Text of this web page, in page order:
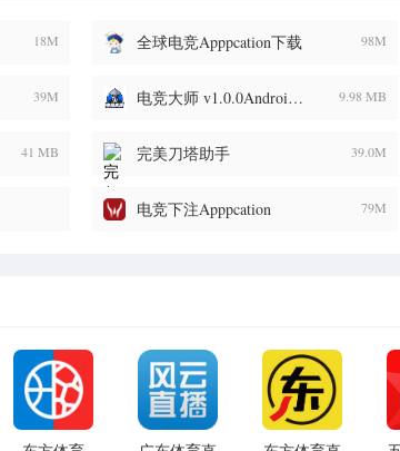
18M 全球电竞Apppcation下载 98M
39M 电竞大师 v1.0.0Android版 9.98 MB
41 MB 完美刀塔助手 39.0M
电竞下注Apppcation 79M